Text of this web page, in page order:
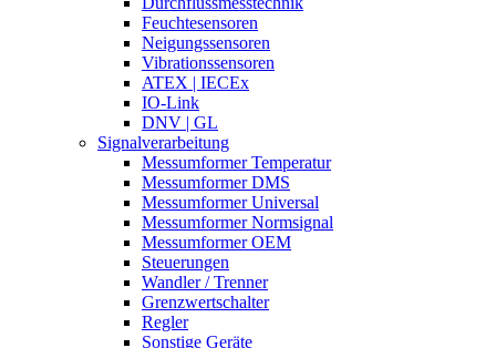
Feuchtesensoren
Neigungssensoren
Vibrationssensoren
ATEX | IECEx
IO-Link
DNV | GL
Signalverarbeitung
Messumformer Temperatur
Messumformer DMS
Messumformer Universal
Messumformer Normsignal
Messumformer OEM
Steuerungen
Wandler / Trenner
Grenzwertschalter
Regler
Sonstige Geräte